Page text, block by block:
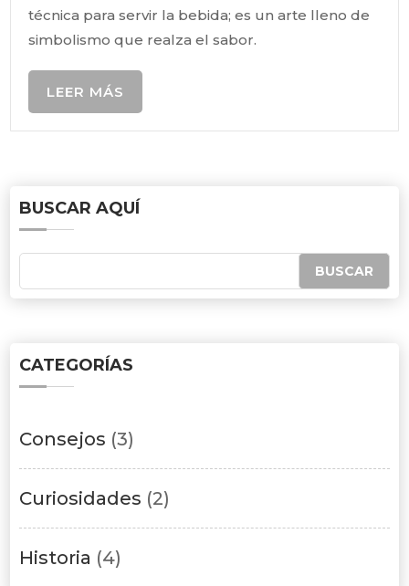
técnica para servir la bebida; es un arte lleno de
simbolismo que realza el sabor.
LEER MÁS
BUSCAR AQUÍ
CATEGORÍAS
Consejos (3)
Curiosidades (2)
Historia (4)